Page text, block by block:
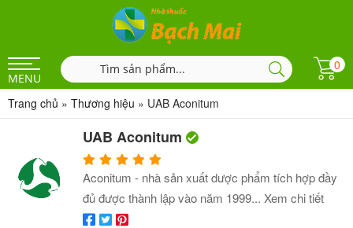
MENU
0
Trang chủ » Thương hiệu » UAB Aconitum
UAB Aconitum
Aconitum - nhà sản xuất dược phẩm tích hợp đầy
đủ được thành lập vào năm 1999... Xem chi tiết